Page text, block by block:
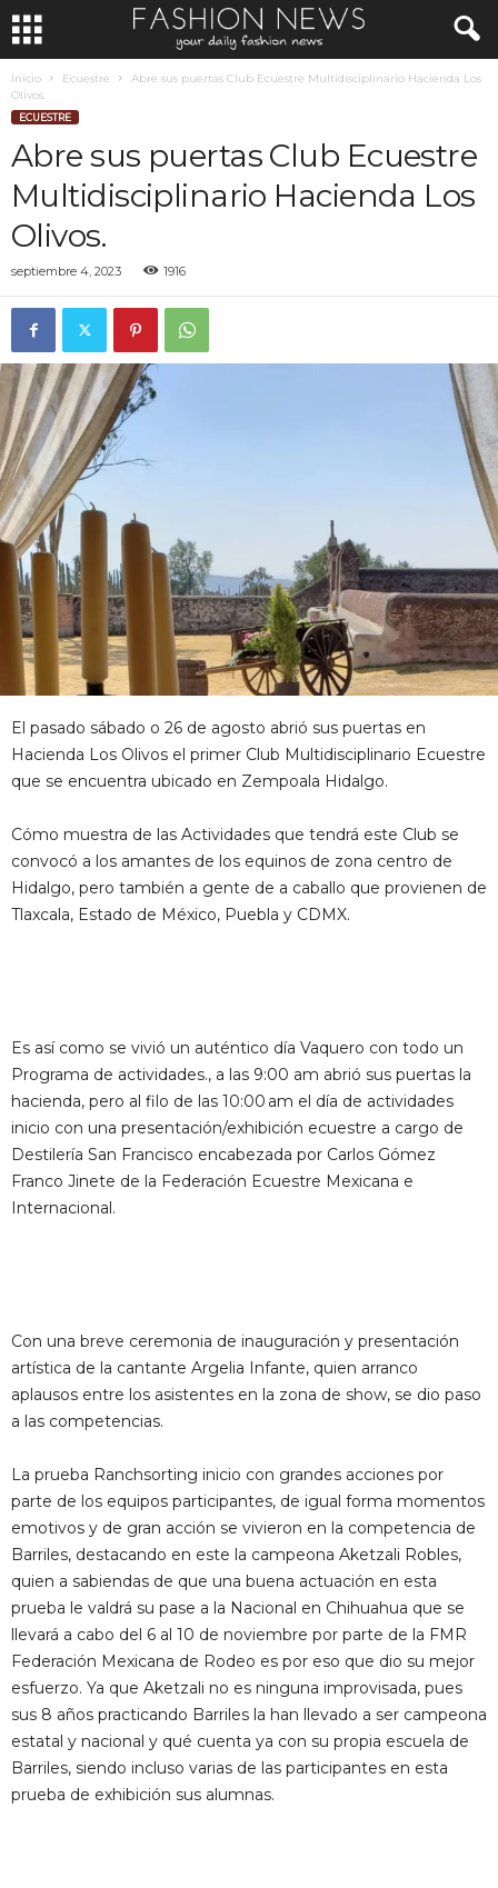
Inicio Ecuestre
Abre sus puertas Club Ecuestre Multidisciplinario Hacienda Los
Olivos.
ECUESTRE
Abre sus puertas Club Ecuestre
Multidisciplinario Hacienda Los
Olivos.
septiembre 4, 2023 1916
El pasado sábado o 26 de agosto abrió sus puertas en
Hacienda Los Olivos el primer Club Multidisciplinario Ecuestre
que se encuentra ubicado en Zempoala Hidalgo.
Cómo muestra de las Actividades que tendrá este Club se
convocó a los amantes de los equinos de zona centro de
Hidalgo, pero también a gente de a caballo que provienen de
Tlaxcala, Estado de México, Puebla y CDMX.
Es así como se vivió un auténtico día Vaquero con todo un
Programa de actividades., a las 9:00 am abrió sus puertas la
hacienda, pero al filo de las 10:00 am el día de actividades
inicio con una presentación/exhibición ecuestre a cargo de
Destilería San Francisco encabezada por Carlos Gómez
Franco Jinete de la Federación Ecuestre Mexicana e
Internacional.
Con una breve ceremonia de inauguración y presentación
artística de la cantante Argelia Infante, quien arranco
aplausos entre los asistentes en la zona de show, se dio paso
a las competencias.
La prueba Ranchsorting inicio con grandes acciones por
parte de los equipos participantes, de igual forma momentos
emotivos y de gran acción se vivieron en la competencia de
Barriles, destacando en este la campeona Aketzali Robles,
quien a sabiendas de que una buena actuación en esta
prueba le valdrá su pase a la Nacional en Chihuahua que se
llevará a cabo del 6 al 10 de noviembre por parte de la FMR
Federación Mexicana de Rodeo es por eso que dio su mejor
esfuerzo. Ya que Aketzali no es ninguna improvisada, pues
sus 8 años practicando Barriles la han llevado a ser campeona
estatal y nacional y qué cuenta ya con su propia escuela de
Barriles, siendo incluso varias de las participantes en esta
prueba de exhibición sus alumnas.